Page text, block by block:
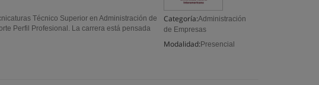
Categoría:Administración
de Empresas
Modalidad: Presencial
Técnico Superior en Administración de
Perfil Profesional. La carrera está pensada